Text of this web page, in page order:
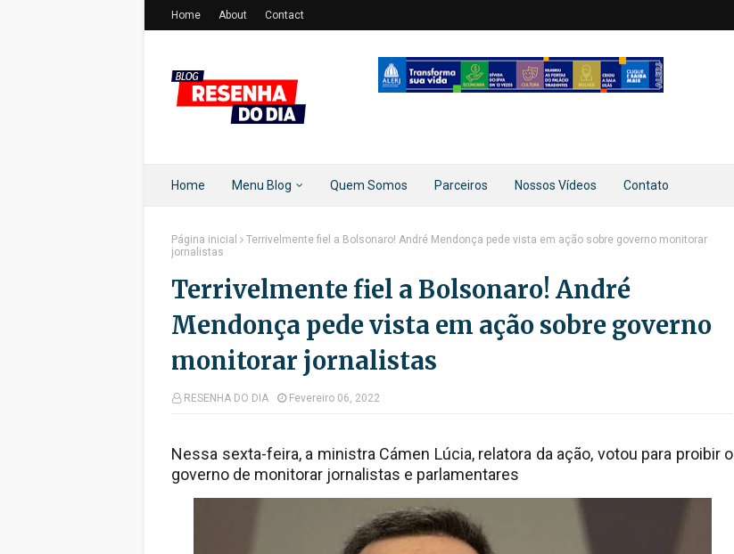
Home About Contact
Home Menu Blog Quem Somos Parceiros Nossos Vídeos Contato
Página inicial
Terrivelmente fiel a Bolsonaro! André Mendonça pede vista em ação sobre governo monitorar
jornalistas
Terrivelmente fiel a Bolsonaro! André
Mendonça pede vista em ação sobre governo
monitorar jornalistas
RESENHA DO DIA Fevereiro 06, 2022
Nessa sexta-feira, a ministra Cámen Lúcia, relatora da ação, votou para proibir o
governo de monitorar jornalistas e parlamentares